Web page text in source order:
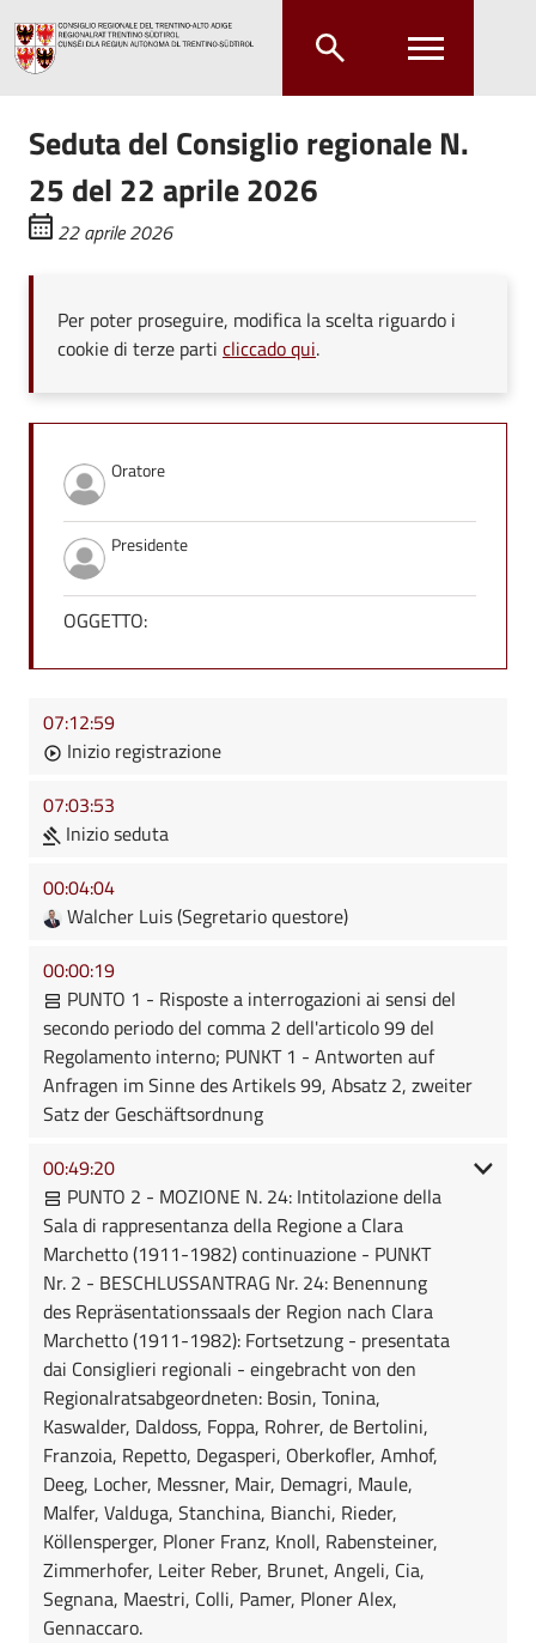
Seduta del Consiglio regionale N.
25 del 22 aprile 2026
22 aprile 2026
Per poter proseguire, modifica la scelta riguardo i
cookie di terze parti cliccado qui.
Oratore
Presidente
OGGETTO:
07:12:59
Inizio registrazione
07:03:53
Inizio seduta
00:04:04
Walcher Luis (Segretario questore)
00:00:19
PUNTO 1 - Risposte a interrogazioni ai sensi del
secondo periodo del comma 2 dell'articolo 99 del
Regolamento interno; PUNKT 1 - Antworten auf
Anfragen im Sinne des Artikels 99, Absatz 2, zweiter
Satz der Geschäftsordnung
00:49:20
PUNTO 2 - MOZIONE N. 24: Intitolazione della
Sala di rappresentanza della Regione a Clara
Marchetto (1911-1982) continuazione - PUNKT
Nr. 2 - BESCHLUSSANTRAG Nr. 24: Benennung
des Repräsentationssaals der Region nach Clara
Marchetto (1911-1982): Fortsetzung - presentata
dai Consiglieri regionali - eingebracht von den
Regionalratsabgeordneten: Bosin, Tonina,
Kaswalder, Daldoss, Foppa, Rohrer, de Bertolini,
Franzoia, Repetto, Degasperi, Oberkofler, Amhof,
Deeg, Locher, Messner, Mair, Demagri, Maule,
Malfer, Valduga, Stanchina, Bianchi, Rieder,
Köllensperger, Ploner Franz, Knoll, Rabensteiner,
Zimmerhofer, Leiter Reber, Brunet, Angeli, Cia,
Segnana, Maestri, Colli, Pamer, Ploner Alex,
Gennaccaro.